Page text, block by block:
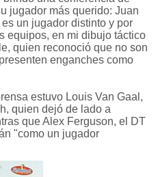
jugador más querido: Juan
un jugador distinto y por
equipos, en mi dibujo táctico
quien reconoció que no son
enganches como
estuvo Louis Van Gaal,
quien dejó de lado a
que Alex Ferguson, el DT
"como un jugador